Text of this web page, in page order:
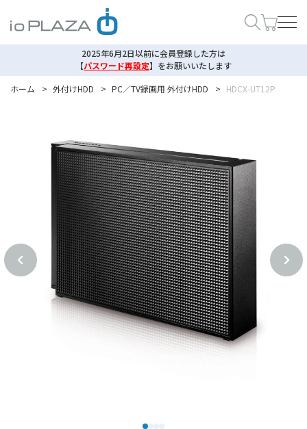
2025年6月2日以前に会員登録した方は
【パスワード再設定】 をお願いいたします
ホーム
> 外付けHDD > PC／TV録画用 外付けHDD > HDCX-UT12P